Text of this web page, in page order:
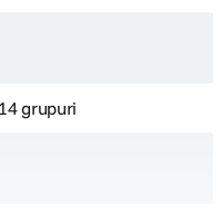
grupuri